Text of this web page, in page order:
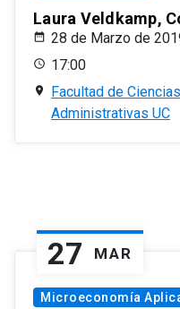
Laura Veldkamp,
28 de Marzo de
17:00
Facultad de
Administrativas UC
27 MAR
Microeconomía